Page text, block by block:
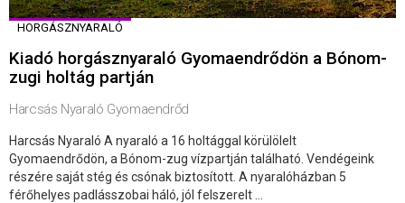
HORGÁSZNYARALÓ
Kiadó horgásznyaraló Gyomaendrődön a Bónom-
zugi holtág partján
Harcsás Nyaraló Gyomaendrőd
Harcsás Nyaraló A nyaraló a 16 holtággal körülölelt
Gyomaendrődön, a Bónom-zug vízpartján található. Vendégeink
részére saját stég és csónak biztosított. A nyaralóházban 5
férőhelyes padlásszobai háló, jól felszerelt ...